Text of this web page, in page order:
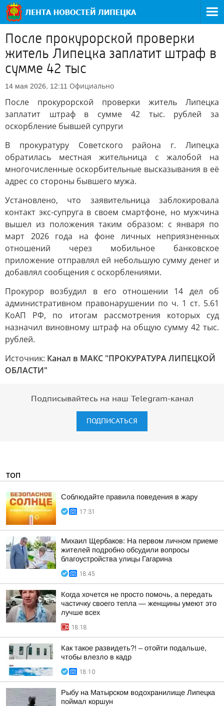
После прокурорской проверки
житель Липецка заплатит штраф в
сумме 42 тыс
14 мая 2026, 12:11 Официально
После прокурорской проверки житель Липецка
заплатит штраф в сумме 42 тыс. рублей за
оскорбление бывшей супруги
В прокуратуру Советского района г. Липецка
обратилась местная жительница с жалобой на
многочисленные оскорбительные высказывания в её
адрес со стороны бывшего мужа.
Установлено, что заявительница заблокировала
контакт экс-супруга в своем смартфоне, но мужчина
вышел из положения таким образом: с января по
март 2026 года на фоне личных неприязненных
отношений через мобильное банковское
приложение отправлял ей небольшую сумму денег и
добавлял сообщения с оскорблениями.
Прокурор возбудил в его отношении 14 дел об
административном правонарушении по ч. 1 ст. 5.61
КоАП РФ, по итогам рассмотрения которых суд
назначил виновному штраф на общую сумму 42 тыс.
рублей.
Источник: Канал в МАКС "ПРОКУРАТУРА ЛИПЕЦКОЙ
ОБЛАСТИ"
Подписывайтесь на наш Telegram-канал
ПОДПИСАТЬСЯ
ТОП
Соблюдайте правила поведения в жару
17:31
Михаил Щербаков: На первом личном приеме
жителей подробно обсудили вопросы
благоустройства улицы Гагарина
18:45
Когда хочется не просто помочь, а передать
частичку своего тепла — женщины умеют это
лучше всех
18:18
Как такое развидеть?! – отойти подальше,
чтобы влезло в кадр
18:10
Рыбу на Матырском водохранилище Липецка
поймал коршун